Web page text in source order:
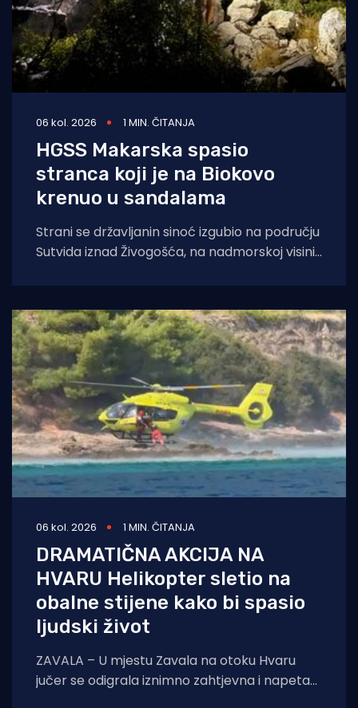
06 kol. 2026 1 MIN. ČITANJA
HGSS Makarska spasio
stranca koji je na Biokovo
krenuo u sandalama
Strani se državljanin sinoć izgubio na području
Sutvida iznad Živogošća, na nadmorskoj visini
06 kol. 2026 1 MIN. ČITANJA
DRAMATIČNA AKCIJA NA
HVARU Helikopter sletio na
obalne stijene kako bi spasio
ljudski život
ZAVALA – U mjestu Zavala na otoku Hvaru
jučer se odigrala iznimno zahtjevna i napeta